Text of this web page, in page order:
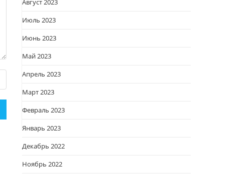
Август 2023
Июль 2023
Июнь 2023
Май 2023
Апрель 2023
Март 2023
Февраль 2023
Январь 2023
Декабрь 2022
Ноябрь 2022